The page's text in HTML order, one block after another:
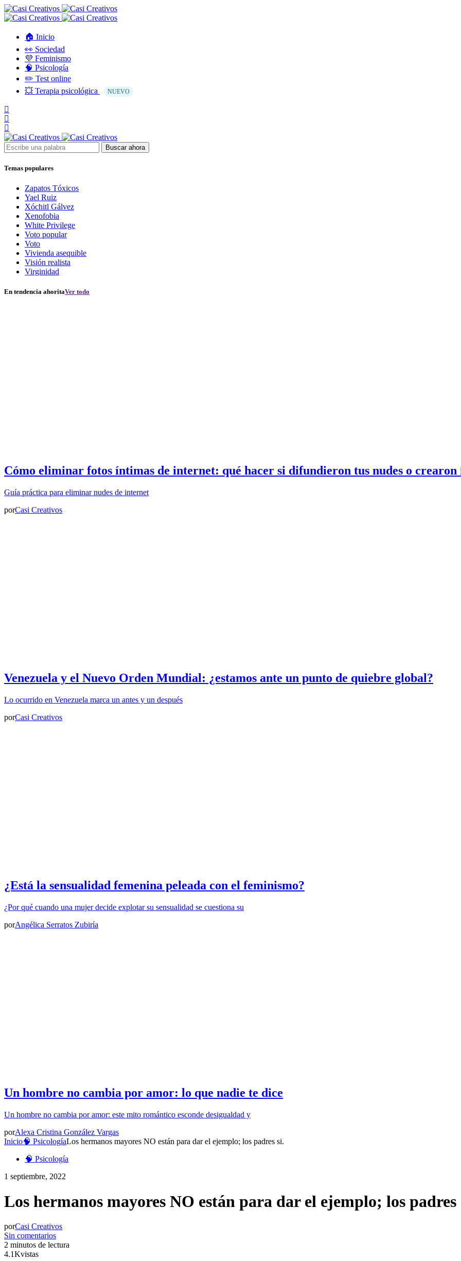
🏠 Inicio
👀 Sociedad
💜 Feminismo
🧠 Psicología
✏️ Test online
💥 Terapia psicológica
NUEVO
Buscar ahora
Temas populares
Zapatos Tóxicos
Yael Ruiz
Xóchitl Gálvez
Xenofobia
White Privilege
Voto popular
Voto
Vivienda asequible
Visión realista
Virginidad
En tendencia ahoritaVer todo
Cómo eliminar fotos íntimas de internet: qué hacer si difundieron tus nudes o crearon
Guía práctica para eliminar nudes de internet
porCasi Creativos
Venezuela y el Nuevo Orden Mundial: ¿estamos ante un punto de quiebre global?
Lo ocurrido en Venezuela marca un antes y un después
porCasi Creativos
¿Está la sensualidad femenina peleada con el feminismo?
¿Por qué cuando una mujer decide explotar su sensualidad se cuestiona su
porAngélica Serratos Zubiría
Un hombre no cambia por amor: lo que nadie te dice
Un hombre no cambia por amor: este mito romántico esconde desigualdad y
porAlexa Cristina González Vargas
Inicio🧠 PsicologíaLos hermanos mayores NO están para dar el ejemplo; los padres si.
🧠 Psicología
1 septiembre, 2022
Los hermanos mayores NO están para dar el ejemplo; los padres
porCasi Creativos
Sin comentarios
2 minutos de lectura
4.1Kvistas